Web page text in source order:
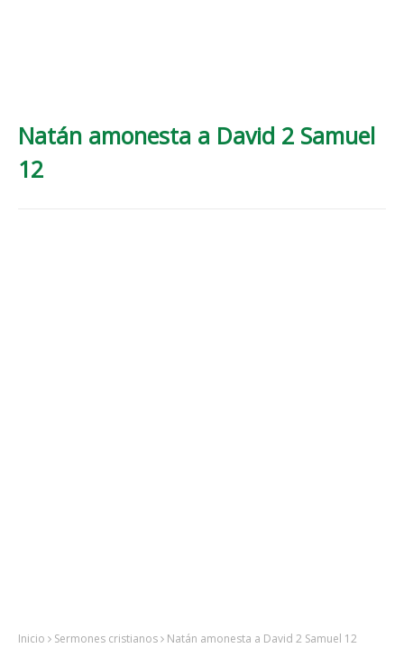
Natán amonesta a David 2 Samuel
12
Inicio Sermones cristianos Natán amonesta a David 2 Samuel 12